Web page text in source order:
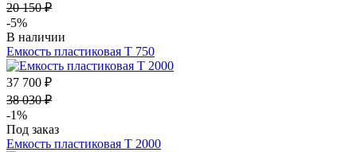
20 150 ₽
-5%
В наличии
Емкость пластиковая Т 750
37 700 ₽
38 030 ₽
-1%
Под заказ
Емкость пластиковая Т 2000